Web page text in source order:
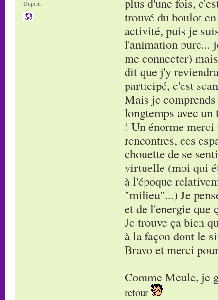
trouvé du boulot
activité, puis je
l'animation pure...
me connecter)
dit que j'y
participé, c'est
Mais je
longtemps avec
! Un énorme
rencontres, ces
chouette de se
virtuelle (moi qui
à l'époque
"milieu"...) Je
et de l'energie que
Je trouve ça bien
à la façon dont le
Bravo et merci
Comme Meule, je
retour
Dupont